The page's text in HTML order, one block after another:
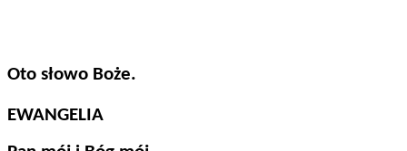
Oto słowo Boże.
EWANGELIA